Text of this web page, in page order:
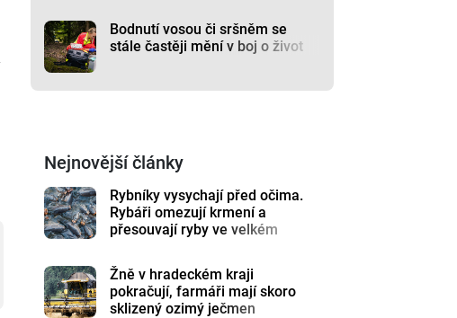
Bodnutí vosou či sršněm se
stále častěji mění v boj o život
Nejnovější články
Rybníky vysychají před očima.
Rybáři omezují krmení a
přesouvají ryby ve velkém
Žně v hradeckém kraji
pokračují, farmáři mají skoro
sklizený ozimý ječmen